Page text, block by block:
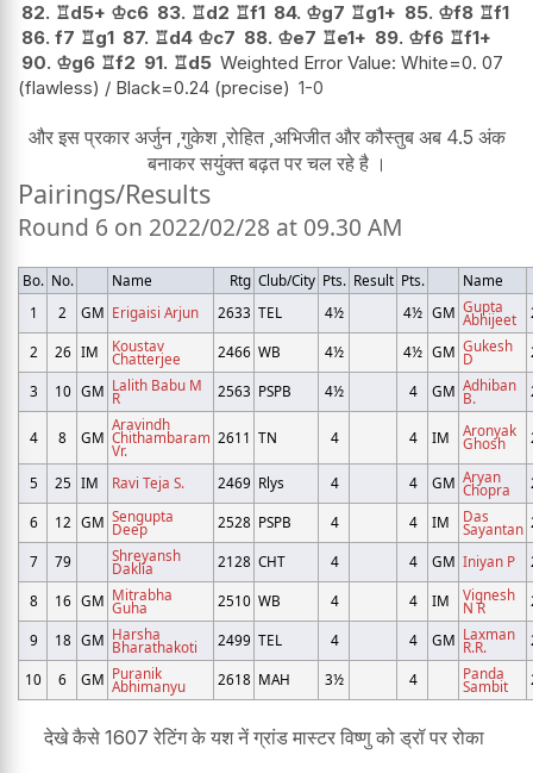
82. ♖d5+ ♔c6 83. ♖d2 ♖f1 84. ♔g7 ♖g1+ 85. ♔f8 ♖f1
86. f7 ♖g1 87. ♖d4 ♔c7 88. ♔e7 ♖e1+ 89. ♔f6 ♖f1+
90. ♔g6 ♖f2 91. ♖d5 Weighted Error Value: White=0. 07
(flawless) / Black=0.24 (precise) 1-0
और इस प्रकार अर्जुन ,गुकेश ,रोहित ,अभिजीत और कौस्तुब अब 4.5 अंक
बनाकर सयुंक्त बढ़त पर चल रहे है ।
Pairings/Results
Round 6 on 2022/02/28 at 09.30 AM
Bo. No. Name Rtg Club/City Pts. Result Pts.
Name
1
2 GM Erigaisi Arjun 2633 TEL 4½ 4½ GM Gupta
Abhijeet
2 26 IM Koustav
Chatterjee 2466 WB 4½ 4½ GM Gukesh
D
3 10 GM Lalith Babu M
R 2563 PSPB 4½ 4 GM Adhiban
B.
4 8 GM
Aravindh
Chithambaram
Vr.
2611 TN 4 4 IM Aronyak
Ghosh
5 25 IM Ravi Teja S. 2469 Rlys 4 4 GM Aryan
Chopra
6 12 GM Sengupta
Deep 2528 PSPB 4 4 IM Das
Sayantan
7 79 Shreyansh
Daklia 2128 CHT 4 4 GM Iniyan P
8 16 GM Mitrabha
Guha 2510 WB 4 4 IM Vignesh
N R
9 18 GM Harsha
Bharathakoti 2499 TEL 4 4 GM Laxman
R.R.
10 6 GM Puranik
Abhimanyu 2618 MAH 3½ 4 Panda
Sambit
देखे कैसे 1607 रेटिंग के यश नें ग्रांड मास्टर विष्णु को ड्रॉ पर रोका